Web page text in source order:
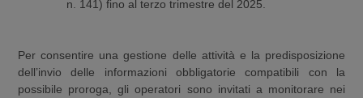
n. 141) fino al terzo trimestre del 2025.
Per consentire una gestione delle attività e la predisposizione
dell’invio delle informazioni obbligatorie compatibili con la
possibile proroga, gli operatori sono invitati a monitorare nei